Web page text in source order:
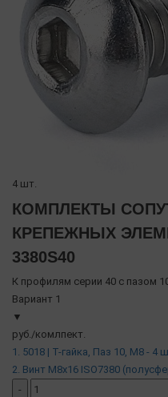
4 шт.
КОМПЛЕКТЫ
КРЕПЕЖНЫХ
3380S40
К профилям серии 40 с пазом
Вариант 1
▼
руб./комлпект.
1. 5018 | Т-гайка, Паз 10, М8 - 4
2. Винт М8х16 ISO7380
-